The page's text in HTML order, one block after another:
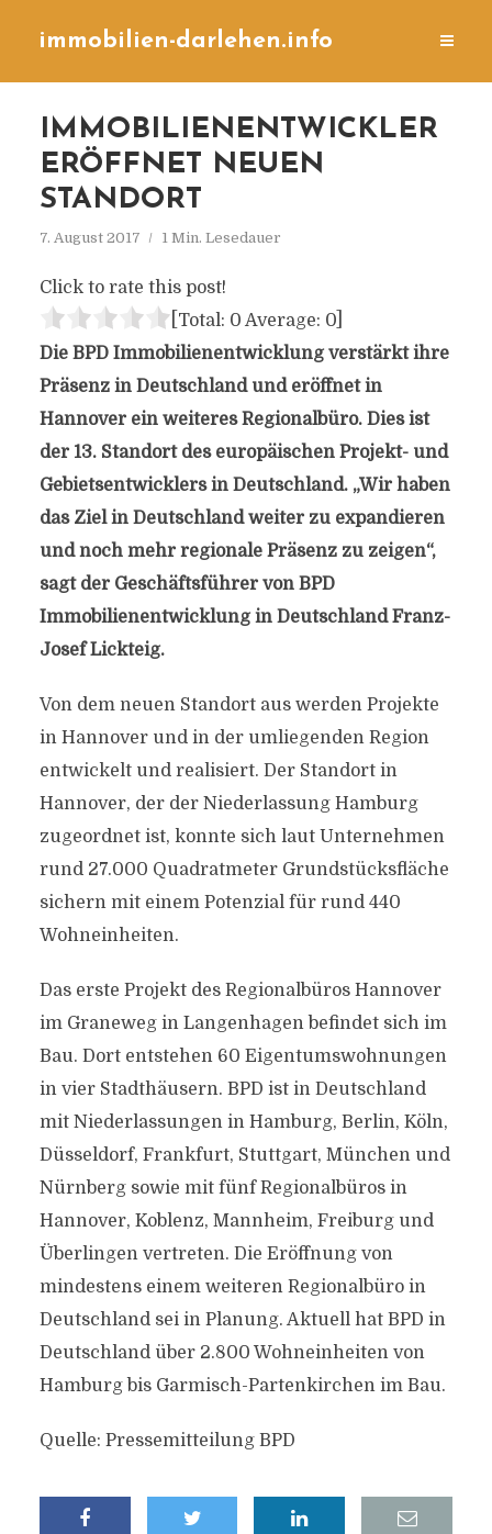
immobilien-darlehen.info
IMMOBILIENENTWICKLER
ERÖFFNET NEUEN
STANDORT
7. August 2017 1 Min. Lesedauer
Click to rate this post!
[Total: 0 Average: 0]
Die BPD Immobilienentwicklung verstärkt ihre
Präsenz in Deutschland und eröffnet in
Hannover ein weiteres Regionalbüro. Dies ist
der 13. Standort des europäischen Projekt- und
Gebietsentwicklers in Deutschland. „Wir haben
das Ziel in Deutschland weiter zu expandieren
und noch mehr regionale Präsenz zu zeigen“,
sagt der Geschäftsführer von BPD
Immobilienentwicklung in Deutschland Franz-
Josef Lickteig.
Von dem neuen Standort aus werden Projekte
in Hannover und in der umliegenden Region
entwickelt und realisiert. Der Standort in
Hannover, der der Niederlassung Hamburg
zugeordnet ist, konnte sich laut Unternehmen
rund 27.000 Quadratmeter Grundstücksfläche
sichern mit einem Potenzial für rund 440
Wohneinheiten.
Das erste Projekt des Regionalbüros Hannover
im Graneweg in Langenhagen befindet sich im
Bau. Dort entstehen 60 Eigentumswohnungen
in vier Stadthäusern. BPD ist in Deutschland
mit Niederlassungen in Hamburg, Berlin, Köln,
Düsseldorf, Frankfurt, Stuttgart, München und
Nürnberg sowie mit fünf Regionalbüros in
Hannover, Koblenz, Mannheim, Freiburg und
Überlingen vertreten. Die Eröffnung von
mindestens einem weiteren Regionalbüro in
Deutschland sei in Planung. Aktuell hat BPD in
Deutschland über 2.800 Wohneinheiten von
Hamburg bis Garmisch-Partenkirchen im Bau.
Quelle: Pressemitteilung BPD